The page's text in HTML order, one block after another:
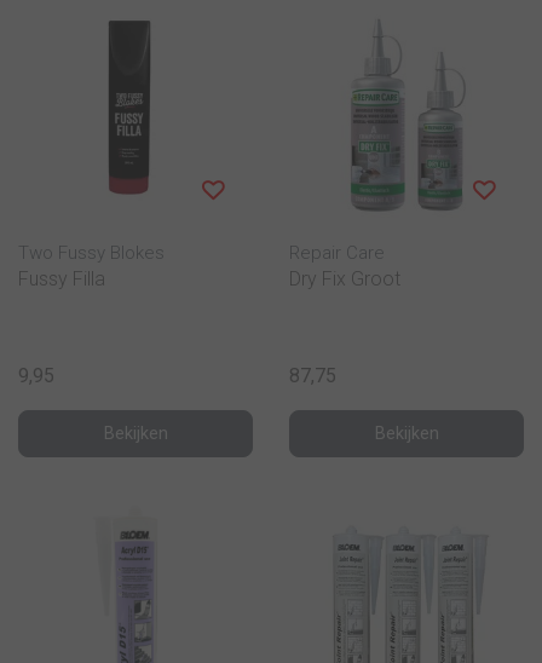
Two Fussy Blokes
Fussy Filla
9,95
Bekijken
Repair Care
Dry Fix Groot
87,75
Bekijken